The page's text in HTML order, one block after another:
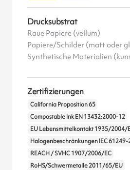
Drucksubstrat
Raue Papiere (vellum)
Papiere/Schilder (matt oder
Synthetische Materialien
Zertifizierungen
California Proposition 65
Compostable Ink EN 13432:2000-12
EU Lebensmittelkontakt 1935/2004/
Halogenbeschränkungen IEC
REACH / SVHC 1907/2006/EC
RoHS/Schwermetalle 2011/65/EU